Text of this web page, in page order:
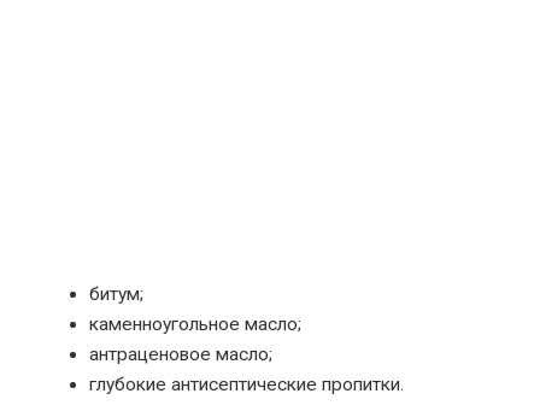
битум;
каменноугольное масло;
антраценовое масло;
глубокие антисептические пропитки.